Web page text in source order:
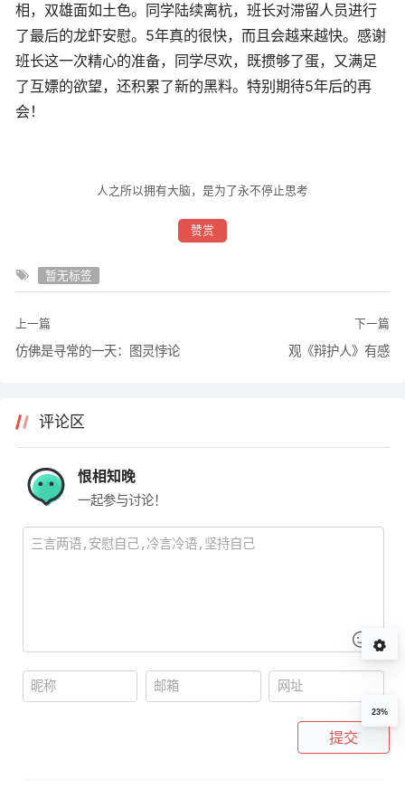
相，双雄面如土色。同学陆续离杭，班长对滞留人员进行
了最后的龙虾安慰。5年真的很快，而且会越来越快。感谢
班长这一次精心的准备，同学尽欢，既掼够了蛋，又满足
了互嫖的欲望，还积累了新的黑料。特别期待5年后的再
会！
人之所以拥有大脑，是为了永不停止思考
赞赏
暂无标签
上一篇
仿佛是寻常的一天：图灵悖论
下一篇
观《辩护人》有感
评论区
恨相知晚
一起参与讨论！
提交
23%